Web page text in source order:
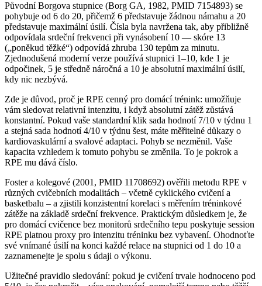
Původní Borgova stupnice (Borg GA, 1982, PMID 7154893) se
pohybuje od 6 do 20, přičemž 6 představuje žádnou námahu a 20
představuje maximální úsilí. Čísla byla navržena tak, aby přibližně
odpovídala srdeční frekvenci při vynásobení 10 — skóre 13
(„poněkud těžké“) odpovídá zhruba 130 tepům za minutu.
Zjednodušená moderní verze používá stupnici 1–10, kde 1 je
odpočinek, 5 je středně náročná a 10 je absolutní maximální úsilí,
kdy nic nezbývá.
Zde je důvod, proč je RPE cenný pro domácí trénink: umožňuje
vám sledovat relativní intenzitu, i když absolutní zátěž zůstává
konstantní. Pokud vaše standardní klik sada hodnotí 7/10 v týdnu 1
a stejná sada hodnotí 4/10 v týdnu šest, máte měřitelné důkazy o
kardiovaskulární a svalové adaptaci. Pohyb se nezměnil. Vaše
kapacita vzhledem k tomuto pohybu se změnila. To je pokrok a
RPE mu dává číslo.
Foster a kolegové (2001, PMID 11708692) ověřili metodu RPE v
různých cvičebních modalitách – včetně cyklického cvičení a
basketbalu – a zjistili konzistentní korelaci s měřením tréninkové
zátěže na základě srdeční frekvence. Praktickým důsledkem je, že
pro domácí cvičence bez monitorů srdečního tepu poskytuje session
RPE platnou proxy pro intenzitu tréninku bez vybavení. Ohodnoťte
své vnímané úsilí na konci každé relace na stupnici od 1 do 10 a
zaznamenejte je spolu s údaji o výkonu.
Užitečné pravidlo sledování: pokud je cvičení trvale hodnoceno pod